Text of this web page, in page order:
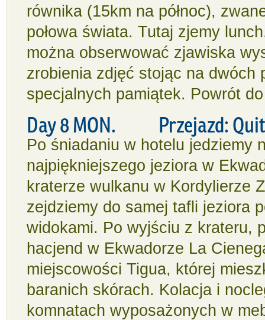
równika (15km na północ),
połowa świata. Tutaj zjemy
można obserwować zjawiska
zrobienia zdjęć stojąc na dwóch
specjalnych pamiątek. Powrót
Day 8 MON. Przejazd:
Po śniadaniu w hotelu jedziemy
najpiękniejszego jeziora w
kraterze wulkanu w Kordylierze
zejdziemy do samej tafli jeziora
widokami. Po wyjściu z krateru,
hacjend w Ekwadorze La
miejscowości Tigua, której
baranich skórach. Kolacja i
komnatach wyposażonych w